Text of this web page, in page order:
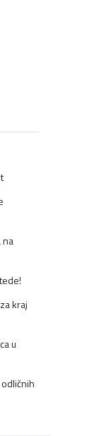
na
kraj
u
odličnih